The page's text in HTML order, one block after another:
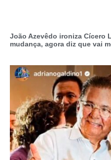
João Azevêdo ironiza Cícero
mudança, agora diz que vai